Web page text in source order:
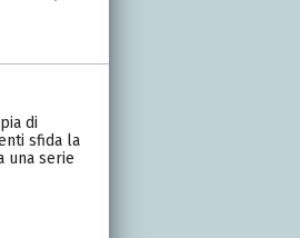
di
sfida la
una serie